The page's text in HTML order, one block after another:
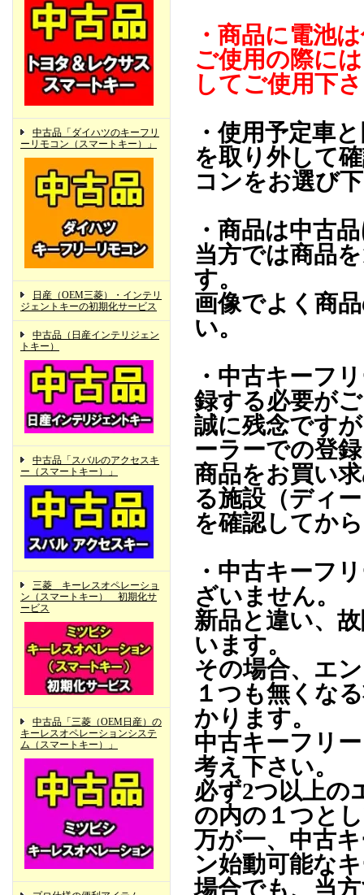
中古品「ダイハツのキーフリ
ーリモコン（スマートキー）」
日産（OEM三菱）・インテリ
ジェントキーの初期化サービス
中古品（日産インテリジェン
トキー）
中古品「スバルのアクセスキ
ー（スマートキー）」
三菱 キーレスオペレーショ
ン（スマートキー） 初期化サ
ービス
中古品「三菱（OEM日産）の
キーレスオペレーションシステ
ム（スマートキー）」
・商品に電池
ご使用の際に
してご使用下
・使用予定車
を取り外して
コンをお選び
・商品は中古
当方では商品
す。
画像でよく商
い。
・中古キーフ
録する必要が
誠に残念です
ーラーでの登
商品をお買い
る施設（ディ
を確認してか
・中古キーフ
ざいません。
新品と違い、
います。
その場合、エ
１つも無くな
かります。
中古キーフリ
考え下さい。
必ず2つ以上の
の内の１つと
万が一、中古
ン始動可能な
場合でも、当